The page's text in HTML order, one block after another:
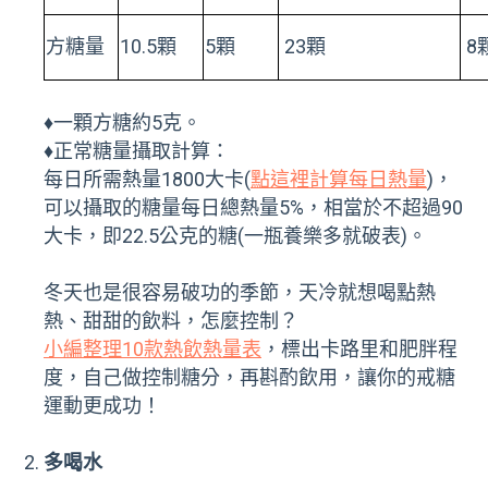
方糖量 10.5顆 5顆 23顆 8
♦一顆方糖約5克。
♦正常糖量攝取計算：
每日所需熱量1800大卡(點這裡計算每日熱量)，
可以攝取的糖量每日總熱量5%，相當於不超過90
大卡，即22.5公克的糖(一瓶養樂多就破表)。
冬天也是很容易破功的季節，天冷就想喝點熱
熱、甜甜的飲料，怎麼控制？
小編整理10款熱飲熱量表 ，標出卡路里和肥胖程
度，自己做控制糖分，再斟酌飲用，讓你的戒糖
運動更成功！
多喝水